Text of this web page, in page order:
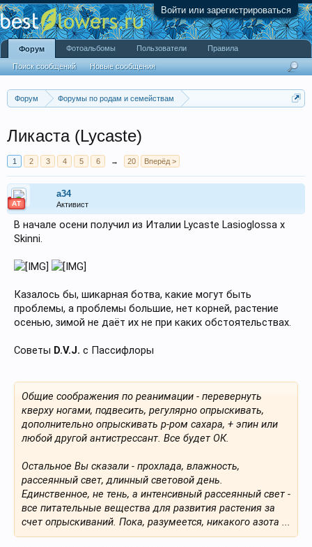
Войти или зарегистрироваться
Форум
Форумы по родам и семействам
Ликаста (Lycaste)
1 2 3 4 5 6 → 20 Вперёд >
АТ
a34
Активист
В начале осени получил из Италии Lycaste Lasioglossa x
Skinni.
Казалось бы, шикарная ботва, какие могут быть
проблемы, а проблемы большие, нет корней, растение
осенью, зимой не даёт их не при каких обстоятельствах.
Советы D.V.J. с Пассифлоры
Общие соображения по реанимации - перевернуть
кверху ногами, подвесить, регулярно опрыскивать,
дополнительно опрыскивать р-ром сахара, + эпин или
любой другой антистрессант. Все будет ОК.
Остальное Вы сказали - прохлада, влажность,
рассеянный свет, длинный световой день.
Единственное, не тень, а интенсивный рассеянный свет -
все питательные вещества для развития растения за
счет опрыскиваний. Пока, разумеется, никакого азота ...
Форум
Поиск сообщений Новые сообщения
Фотоальбомы Пользователи Правила